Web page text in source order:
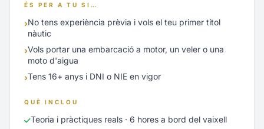
ÉS PER A TU SI…
›No tens experiència prèvia i vols el teu primer títol
nàutic
›Vols portar una embarcació a motor, un veler o una
moto d'aigua
›Tens 16+ anys i DNI o NIE en vigor
QUÈ INCLOU
Teoria i pràctiques reals · 6 hores a bord del vaixell